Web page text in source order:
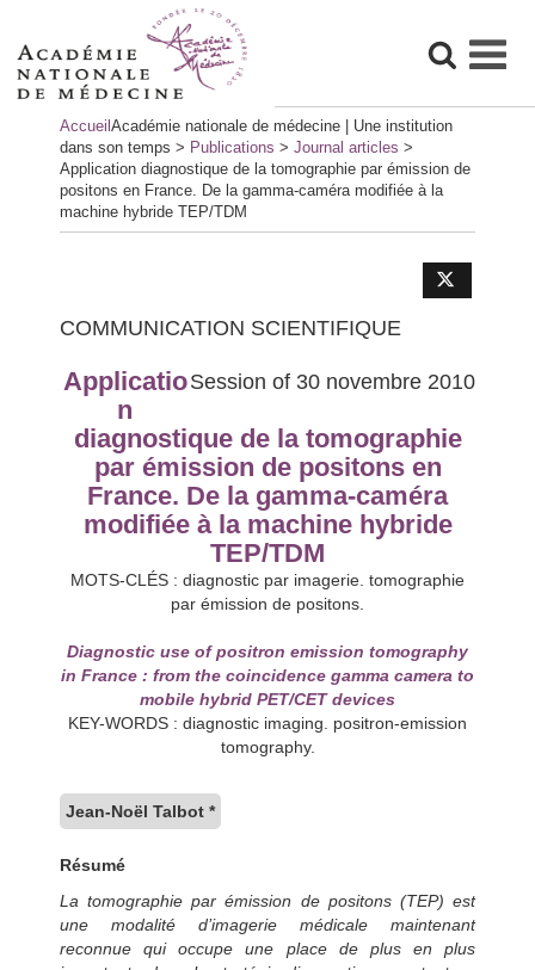
Accueil Académie nationale de médecine | Une institution
dans son temps > Publications > Journal articles >
Application diagnostique de la tomographie par émission de
positons en France. De la gamma-caméra modifiée à la
machine hybride TEP/TDM
COMMUNICATION SCIENTIFIQUE
Session of 30 novembre 2010
Applicatio
n
diagnostique de la tomographie
par émission de positons en
France. De la gamma-caméra
modifiée à la machine hybride
TEP/TDM
MOTS-CLÉS : diagnostic par imagerie. tomographie
par émission de positons.
Diagnostic use of positron emission tomography
in France : from the coincidence gamma camera to
mobile hybrid PET/CET devices
KEY-WORDS : diagnostic imaging. positron-emission
tomography.
Jean-Noël Talbot *
Résumé
La tomographie par émission de positons (TEP) est
une modalité d’imagerie médicale maintenant
reconnue qui occupe une place de plus en plus